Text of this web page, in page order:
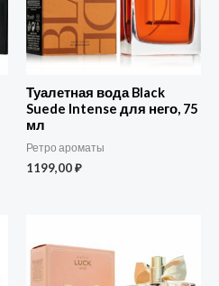
Туалетная вода Black
Suede Intense для него, 75
мл
Ретро ароматы
1199,00₽